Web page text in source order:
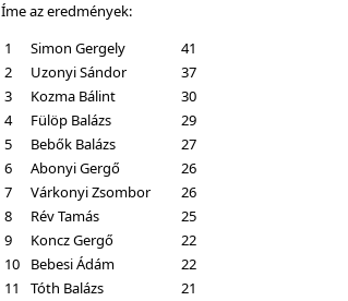
Íme az eredmények:
1
Simon Gergely
41
2
Uzonyi Sándor
37
3
Kozma Bálint
30
4
Fülöp Balázs
29
5
Bebők Balázs
27
6
Abonyi Gergő
26
7
Várkonyi Zsombor
26
8
Rév Tamás
25
9
Koncz Gergő
22
10
Bebesi Ádám
22
11
Tóth Balázs
21